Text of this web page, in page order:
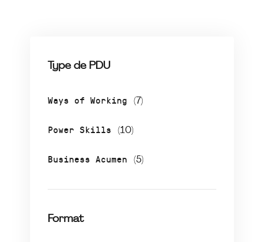
Type de PDU
Ways of Working (7)
Power Skills (10)
Business Acumen (5)
Format